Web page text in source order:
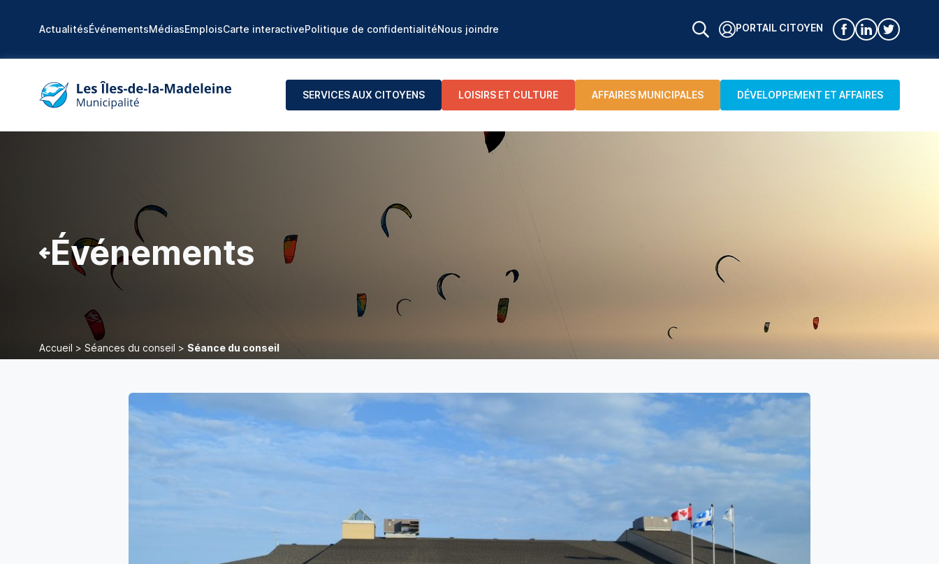
ActualitésÉvénementsMédiasEmploisCarte interactivePolitique de confidentialitéNous joindre PORTAIL CITOYEN
SERVICES AUX CITOYENS LOISIRS ET CULTURE AFFAIRES MUNICIPALES DÉVELOPPEMENT ET AFFAIRES
Événements
Accueil > Séances du conseil > Séance du conseil